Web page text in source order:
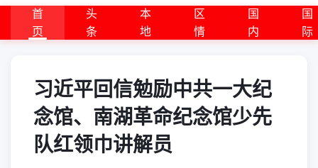
首
页
头
条
本
地
区
情
国
内
国
际
习近平回信勉励中共一大纪
念馆、南湖革命纪念馆少先
队红领巾讲解员